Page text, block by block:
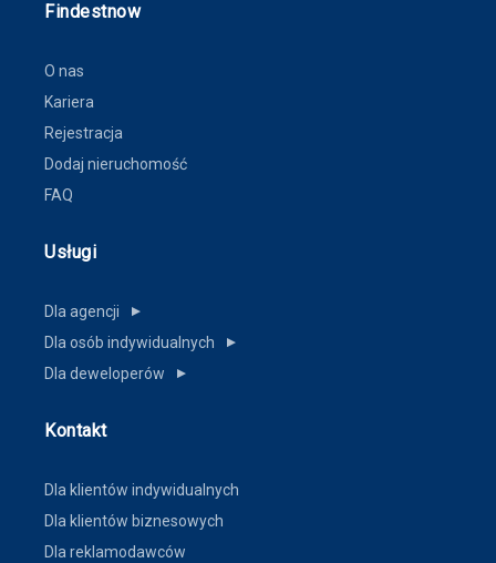
Findestnow
O nas
Kariera
Rejestracja
Dodaj nieruchomość
FAQ
Usługi
Dla agencji ▼
Dla osób indywidualnych ▼
Dla deweloperów ▼
Kontakt
Dla klientów indywidualnych
Dla klientów biznesowych
Dla reklamodawców